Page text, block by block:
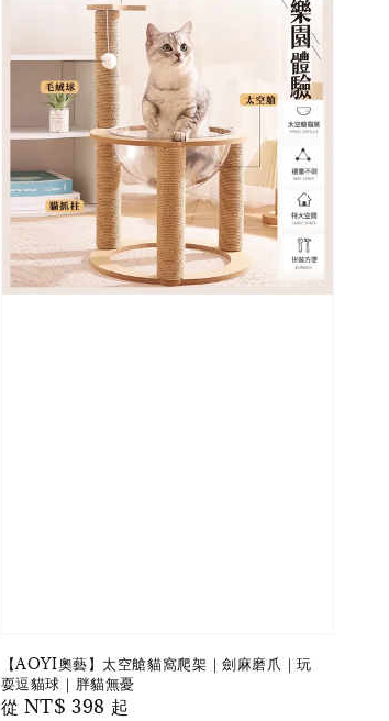
【AOYI奧藝】太空艙貓窩爬架｜劍麻磨爪｜玩
耍逗貓球｜胖貓無憂
Regular
從 NT$ 398 起